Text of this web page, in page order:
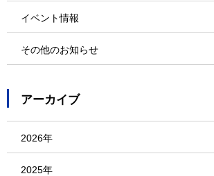
イベント情報
その他のお知らせ
アーカイブ
2026年
2025年